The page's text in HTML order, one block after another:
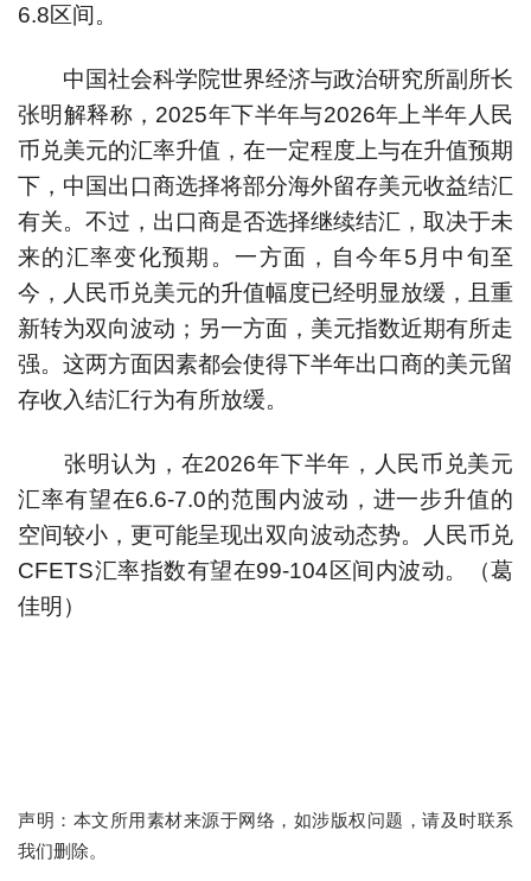
6.8区间。
中国社会科学院世界经济与政治研究所副所长
张明解释称，2025年下半年与2026年上半年人民
币兑美元的汇率升值，在一定程度上与在升值预期
下，中国出口商选择将部分海外留存美元收益结汇
有关。不过，出口商是否选择继续结汇，取决于未
来的汇率变化预期。一方面，自今年5月中旬至
今，人民币兑美元的升值幅度已经明显放缓，且重
新转为双向波动；另一方面，美元指数近期有所走
强。这两方面因素都会使得下半年出口商的美元留
存收入结汇行为有所放缓。
张明认为，在2026年下半年，人民币兑美元
汇率有望在6.6-7.0的范围内波动，进一步升值的
空间较小，更可能呈现出双向波动态势。人民币兑
CFETS汇率指数有望在99-104区间内波动。
（葛
佳明）
声明：本文所用素材来源于网络，如涉版权问题，请及时联系
我们删除。